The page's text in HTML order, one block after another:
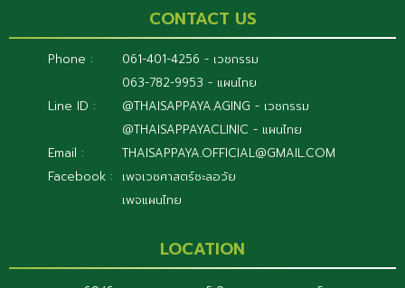
CONTACT US
Phone :
061-401-4256 - เวชกรรม
063-782-9953 - แผนไทย
Line ID :
@THAISAPPAYA.AGING - เวชกรรม
@THAISAPPAYACLINIC - แผนไทย
Email :
THAISAPPAYA.OFFICIAL@GMAIL.COM
Facebook :
เพจเวชศาสตร์ชะลอวัย
เพจแผนไทย
LOCATION